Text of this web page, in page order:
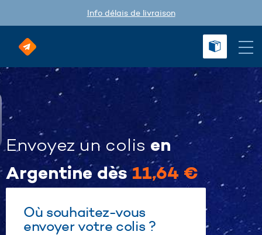
Info délais de livraison
Envoyez un colis en
Argentine dès11,64 €
Où souhaitez-vous
envoyer votre colis ?